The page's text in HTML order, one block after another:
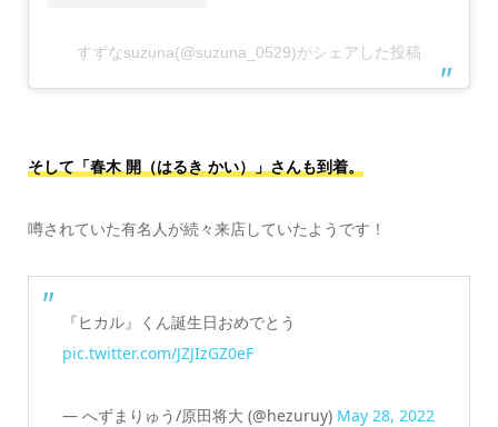
すずなsuzuna(@suzuna_0529)がシェアした投稿
そして「春木 開（はるき かい）」さんも到着。
噂されていた有名人が続々来店していたようです！
『ヒカル』くん誕生日おめでとう
pic.twitter.com/JZJIzGZ0eF
— へずまりゅう/原田将大 (@hezuruy) May 28, 2022